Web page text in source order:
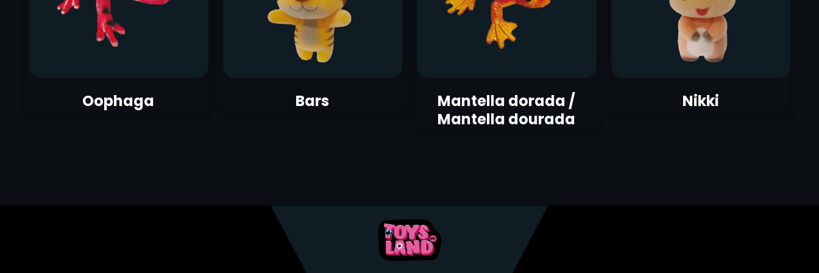
Oophaga Bars
Mantella dorada /
Mantella dourada
Nikki